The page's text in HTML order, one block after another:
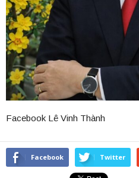
Facebook Lê Vinh Thành
Facebook Twitter